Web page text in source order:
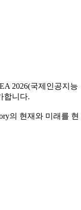
2026(국제인공지능
합니다.
의 현재와 미래를 현